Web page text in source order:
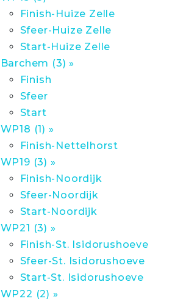
Finish-Huize Zelle
Sfeer-Huize Zelle
Start-Huize Zelle
Barchem (3) »
Finish
Sfeer
Start
WP18 (1) »
Finish-Nettelhorst
WP19 (3) »
Finish-Noordijk
Sfeer-Noordijk
Start-Noordijk
WP21 (3) »
Finish-St. Isidorushoeve
Sfeer-St. Isidorushoeve
Start-St. Isidorushoeve
WP22 (2) »